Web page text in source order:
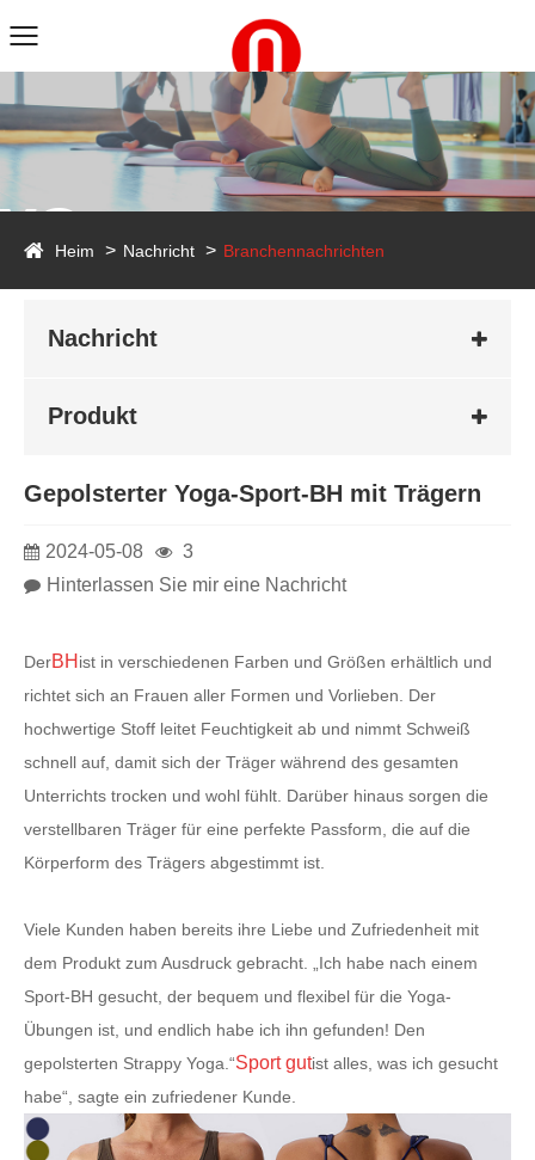
Heim Nachricht Branchennachrichten
Nachricht
Produkt
Gepolsterter Yoga-Sport-BH mit Trägern
2024-05-08
3
Hinterlassen Sie mir eine Nachricht
DerBH ist in verschiedenen Farben und Größen erhältlich und
richtet sich an Frauen aller Formen und Vorlieben. Der
hochwertige Stoff leitet Feuchtigkeit ab und nimmt Schweiß
schnell auf, damit sich der Träger während des gesamten
Unterrichts trocken und wohl fühlt. Darüber hinaus sorgen die
verstellbaren Träger für eine perfekte Passform, die auf die
Körperform des Trägers abgestimmt ist.
Viele Kunden haben bereits ihre Liebe und Zufriedenheit mit
dem Produkt zum Ausdruck gebracht. „Ich habe nach einem
Sport-BH gesucht, der bequem und flexibel für die Yoga-
Übungen ist, und endlich habe ich ihn gefunden! Den
gepolsterten Strappy Yoga.“Sport gutist alles, was ich gesucht
habe“, sagte ein zufriedener Kunde.